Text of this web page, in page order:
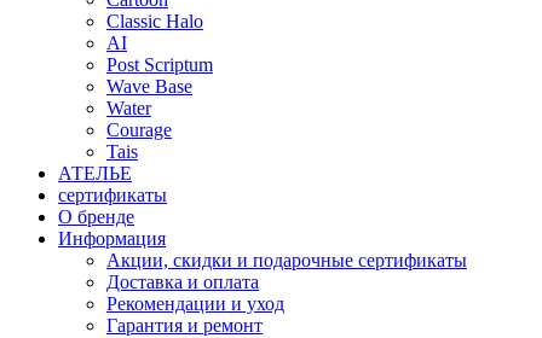
Classic Halo
AI
Post Scriptum
Wave Base
Water
Courage
Tais
АТЕЛЬЕ
сертификаты
О бренде
Информация
Акции, скидки и подарочные сертификаты
Доставка и оплата
Рекомендации и уход
Гарантия и ремонт